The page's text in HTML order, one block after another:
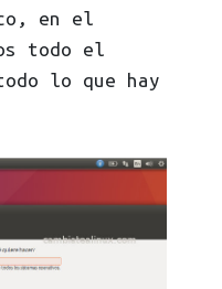
en el
todo el
lo que hay